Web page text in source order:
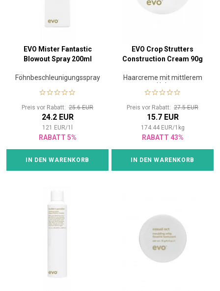
EVO Mister Fantastic
Blowout Spray 200ml
Föhnbeschleunigungsspray
Preis vor Rabatt: 25.6 EUR
24.2 EUR
121 EUR/1
RABATT 5%
IN DEN WARENKORB
EVO Crop Strutters
Construction Cream 90g
Haarcreme mit mittlerem
Halt
Preis vor Rabatt: 27.5 EUR
15.7 EUR
174.44 EUR/1 kg
RABATT 43%
IN DEN WARENKORB